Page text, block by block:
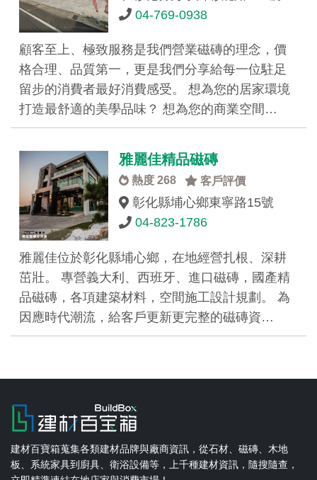
04-769-0938
顧客至上、極致服務是我們營業磁磚的理念，價
格合理、品質第一，更是我們分享給每一位駐足
留步的消費者最好消費感受。 想為您的居家環境
打造最舒適的美學品味？ 想為您的商業空間…
雅麗佳精品磁磚
熱度 268 客戶評價
彰化縣埔心鄉東寧路15號
04-823-1786
雅麗佳位於彰化縣埔心鄉，在地經營扎根、深耕
茁壯。 專營義大利、西班牙、進口磁磚，國產精
品磁磚，各項建築材料，空間施工設計規劃。 為
因應時代潮流，給客戶更新更完整的磁磚資…
建材百寶箱蒐集各類建材品牌與廠商資訊，從石材、磁磚、木地
板、系統家具到廚具、衛浴設備等，上千種建材資訊，隨搜隨查，